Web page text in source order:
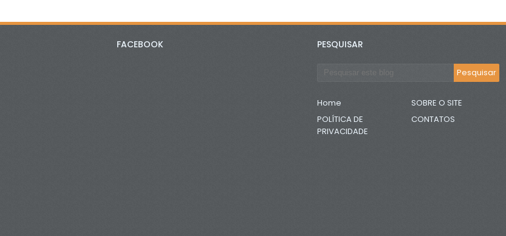
FACEBOOK PESQUISAR
Home
SOBRE O SITE
POLÍTICA DE
PRIVACIDADE
CONTATOS